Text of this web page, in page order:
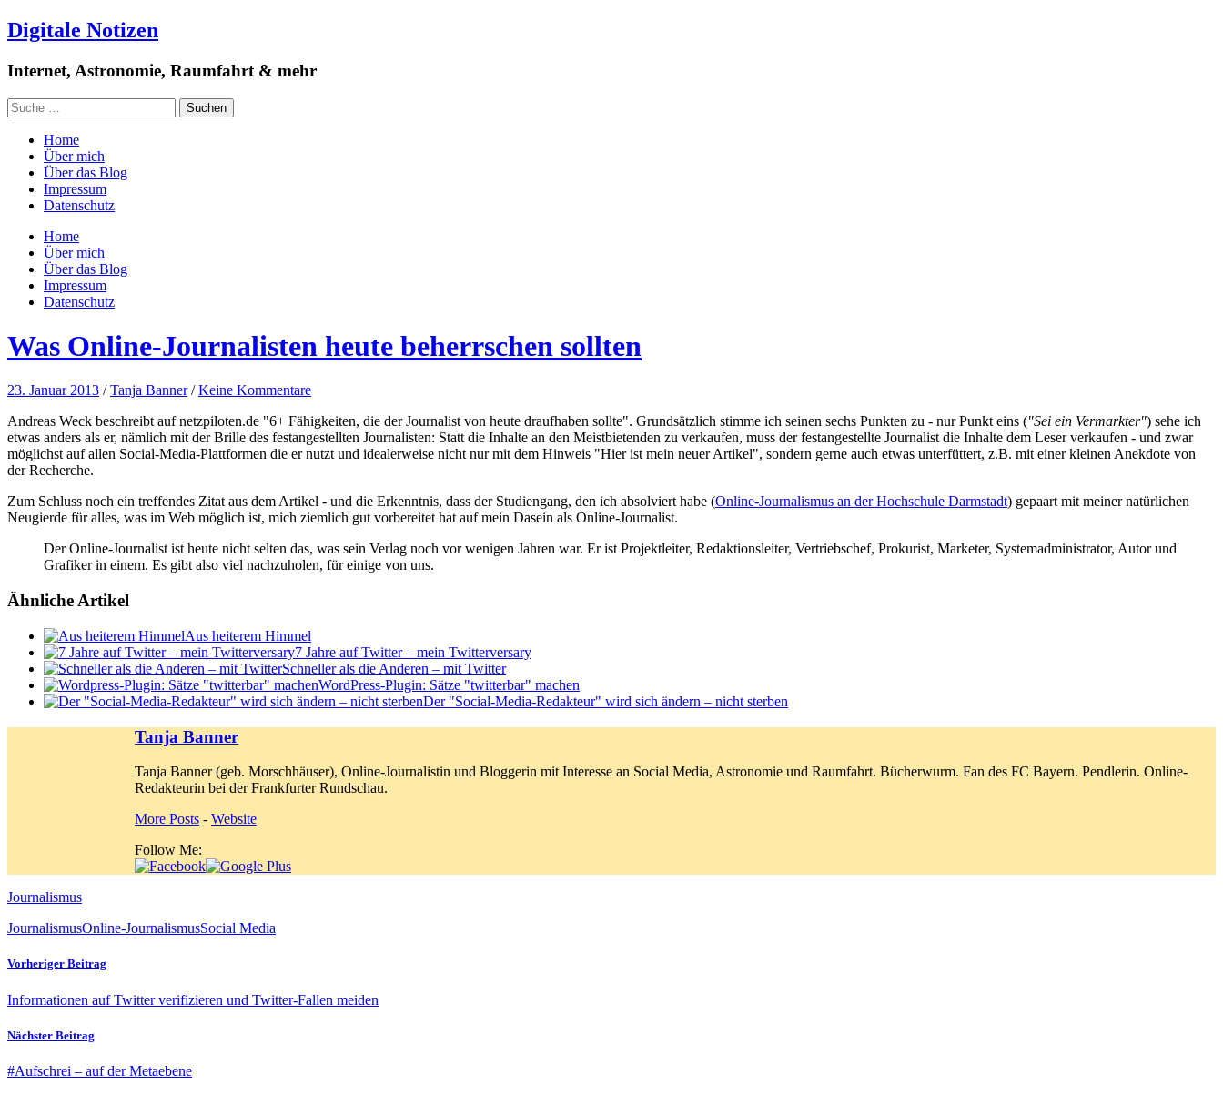
Digitale Notizen
Internet, Astronomie, Raumfahrt & mehr
Home
Über mich
Über das Blog
Impressum
Datenschutz
Home
Über mich
Über das Blog
Impressum
Datenschutz
Was Online-Journalisten heute beherrschen sollten
23. Januar 2013 /Tanja Banner /Keine Kommentare
Andreas Weck beschreibt auf netzpiloten.de "6+ Fähigkeiten, die der Journalist von heute draufhaben sollte". Grundsätzlich stimme ich seinen sechs Punkten zu - nur Punkt eins ("Sei ein Vermarkter") sehe ich
etwas anders als er, nämlich mit der Brille des festangestellten Journalisten: Statt die Inhalte an den Meistbietenden zu verkaufen, muss der festangestellte Journalist die Inhalte dem Leser verkaufen - und zwar
möglichst auf allen Social-Media-Plattformen die er nutzt und idealerweise nicht nur mit dem Hinweis "Hier ist mein neuer Artikel", sondern gerne auch etwas unterfüttert, z.B. mit einer kleinen Anekdote von
der Recherche.
Zum Schluss noch ein treffendes Zitat aus dem Artikel - und die Erkenntnis, dass der Studiengang, den ich absolviert habe (Online-Journalismus an der Hochschule Darmstadt) gepaart mit meiner natürlichen
Neugierde für alles, was im Web möglich ist, mich ziemlich gut vorbereitet hat auf mein Dasein als Online-Journalist.
Der Online-Journalist ist heute nicht selten das, was sein Verlag noch vor wenigen Jahren war. Er ist Projektleiter, Redaktionsleiter, Vertriebschef, Prokurist, Marketer, Systemadministrator, Autor und
Grafiker in einem. Es gibt also viel nachzuholen, für einige von uns.
Ähnliche Artikel
Aus heiterem Himmel
7 Jahre auf Twitter – mein Twitterversary
Schneller als die Anderen – mit Twitter
WordPress-Plugin: Sätze "twitterbar" machen
Der "Social-Media-Redakteur" wird sich ändern – nicht sterben
Tanja Banner
Tanja Banner (geb. Morschhäuser), Online-Journalistin und Bloggerin mit Interesse an Social Media, Astronomie und Raumfahrt. Bücherwurm. Fan des FC Bayern. Pendlerin. Online-
Redakteurin bei der Frankfurter Rundschau.
More Posts - Website
Follow Me:
Journalismus
JournalismusOnline-JournalismusSocial Media
Vorheriger Beitrag
Informationen auf Twitter verifizieren und Twitter-Fallen meiden
Nächster Beitrag
#Aufschrei – auf der Metaebene